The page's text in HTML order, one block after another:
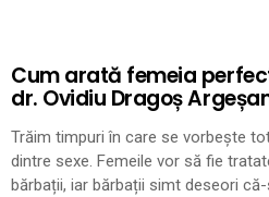
Cum arată femeia
dr. Ovidiu Dragoș
Trăim timpuri în care se vorbește
dintre sexe. Femeile vor să fie
bărbații, iar bărbații simt deseori